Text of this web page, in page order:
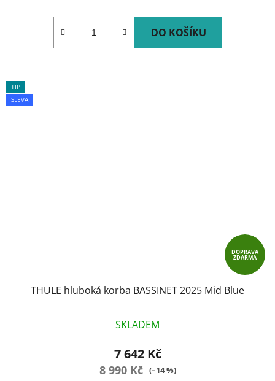
DO KOŠÍKU
TIP
SLEVA
DOPRAVA
ZDARMA
THULE hluboká korba BASSINET 2025 Mid Blue
SKLADEM
7 642 Kč
8 990 Kč (–14 %)